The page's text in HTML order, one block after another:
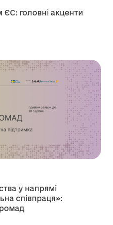
головні акценти
у напрямі
співпраця»: